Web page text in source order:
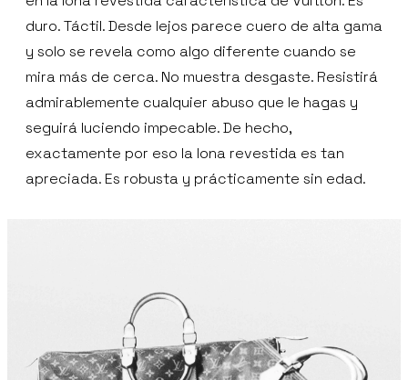
duro. Táctil. Desde lejos parece cuero de alta gama
y solo se revela como algo diferente cuando se
mira más de cerca. No muestra desgaste. Resistirá
admirablemente cualquier abuso que le hagas y
seguirá luciendo impecable. De hecho,
exactamente por eso la lona revestida es tan
apreciada. Es robusta y prácticamente sin edad.